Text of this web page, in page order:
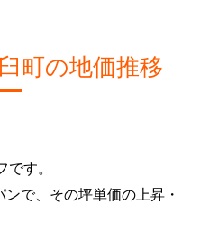
町の地価推移
す。
で、その坪単価の上昇・